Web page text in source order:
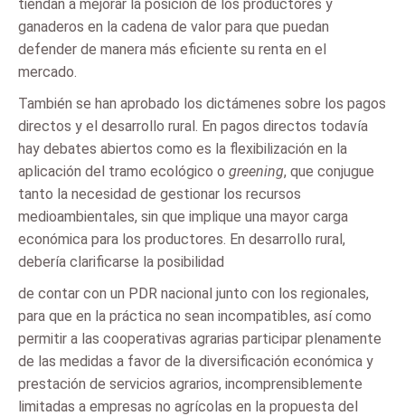
tiendan a mejorar la posición de los productores y
ganaderos en la cadena de valor para que puedan
defender de manera más eficiente su renta en el
mercado.
También se han aprobado los dictámenes sobre los pagos
directos y el desarrollo rural. En pagos directos todavía
hay debates abiertos como es la flexibilización en la
aplicación del tramo ecológico o greening, que conjugue
tanto la necesidad de gestionar los recursos
medioambientales, sin que implique una mayor carga
económica para los productores. En desarrollo rural,
debería clarificarse la posibilidad
de contar con un PDR nacional junto con los regionales,
para que en la práctica no sean incompatibles, así como
permitir a las cooperativas agrarias participar plenamente
de las medidas a favor de la diversificación económica y
prestación de servicios agrarios, incomprensiblemente
limitadas a empresas no agrícolas en la propuesta del